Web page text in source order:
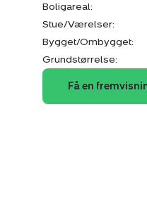
Boligareal:
Stue/Værelser:
Bygget/Ombygget:
Grundstørrelse:
Få en